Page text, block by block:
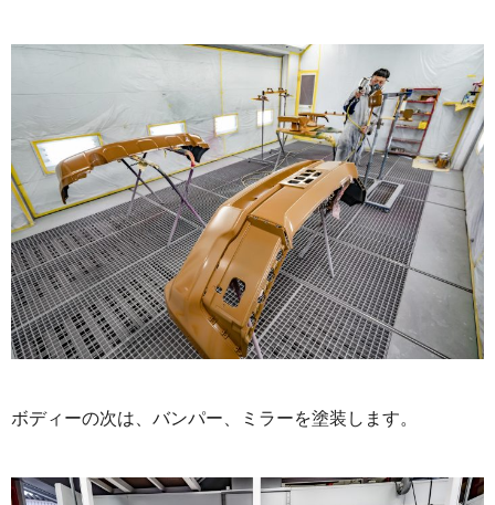
ボディーの次は、バンパー、ミラーを塗装します。